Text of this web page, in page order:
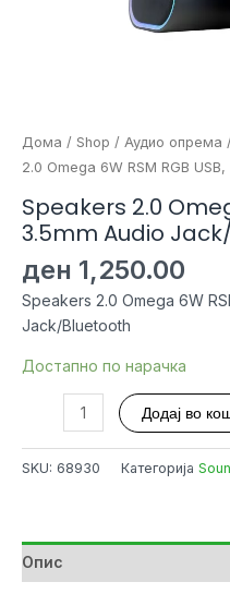
Дома / Shop / Аудио опрема
2.0 Omega 6W RSM RGB
Speakers 2.0
3.5mm Audio
ден 1,250.00
Speakers 2.0 Omega 6W
Jack/Bluetooth
Достапно по нарачка
Speakers
Omega
USB,
3.5mm
Додај во
SKU: 68930 Категорија
Опис